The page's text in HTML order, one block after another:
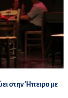
στην Ήπειρο με